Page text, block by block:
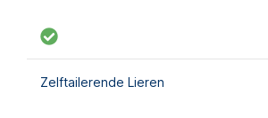
Zelftailerende Lieren